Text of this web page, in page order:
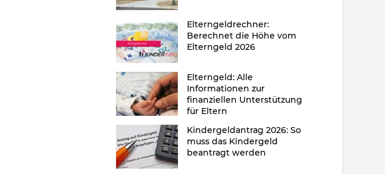
Elterngeldrechner:
Berechnet die Höhe vom
Elterngeld 2026
Elterngeld: Alle
Informationen zur
finanziellen Unterstützung
für Eltern
Kindergeldantrag 2026: So
muss das Kindergeld
beantragt werden